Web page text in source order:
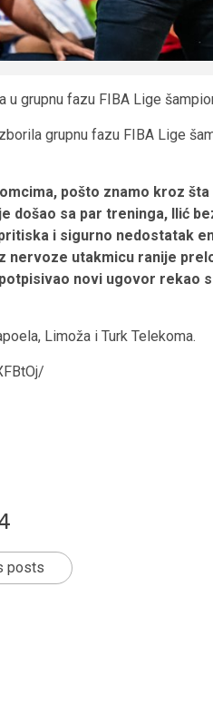
u grupnu fazu FIBA Lige
grupnu fazu FIBA Lige
pošto znamo kroz
došao sa par treninga, Ilić
i sigurno nedostatak
nervoze utakmicu ranije
novi ugovor rekao
Limoža i Turk Telekoma.
posts